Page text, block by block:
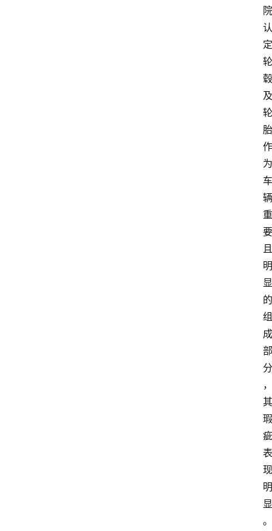
院
认
定
轮
毂
及
轮
胎
作
为
车
辆
重
要
且
明
显
的
组
成
部
分
，
其
瑕
疵
表
现
明
显
。